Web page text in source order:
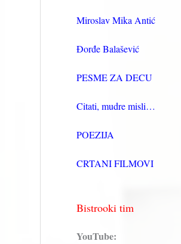
Miroslav Mika Antić
Đorđe Balašević
PESME ZA DECU
Citati, mudre misli…
POEZIJA
CRTANI FILMOVI
Bistrooki tim
YouTube: